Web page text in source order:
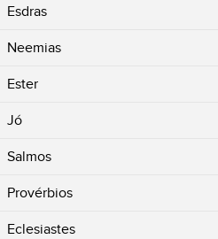
Esdras
Neemias
Ester
Jó
Salmos
Provérbios
Eclesiastes